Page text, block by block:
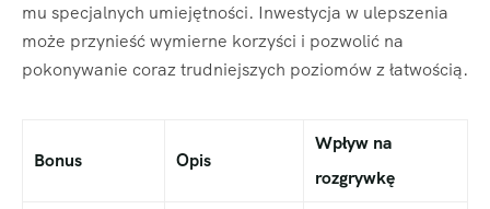
mu specjalnych umiejętności. Inwestycja w ulepszenia
może przynieść wymierne korzyści i pozwolić na
pokonywanie coraz trudniejszych poziomów z łatwością.
Bonus Opis
Wpływ na
rozgrywkę